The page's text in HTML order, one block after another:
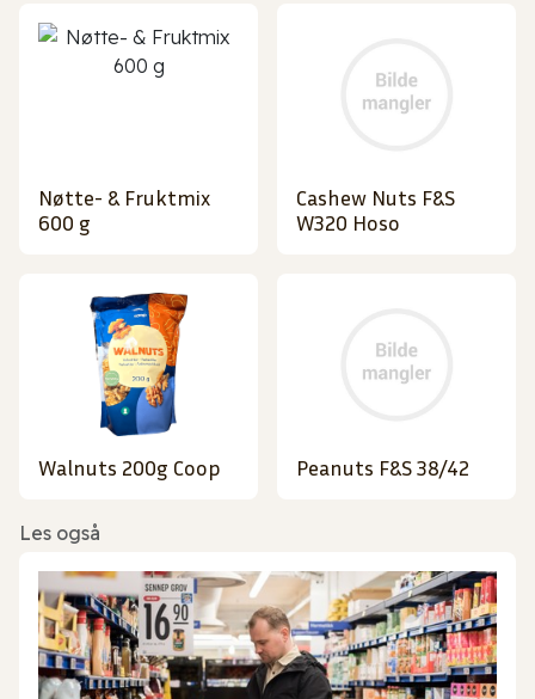
Nøtte- & Fruktmix
600 g
Cashew Nuts F&S
W320 Hoso
Walnuts 200g Coop Peanuts F&S 38/42
Les også